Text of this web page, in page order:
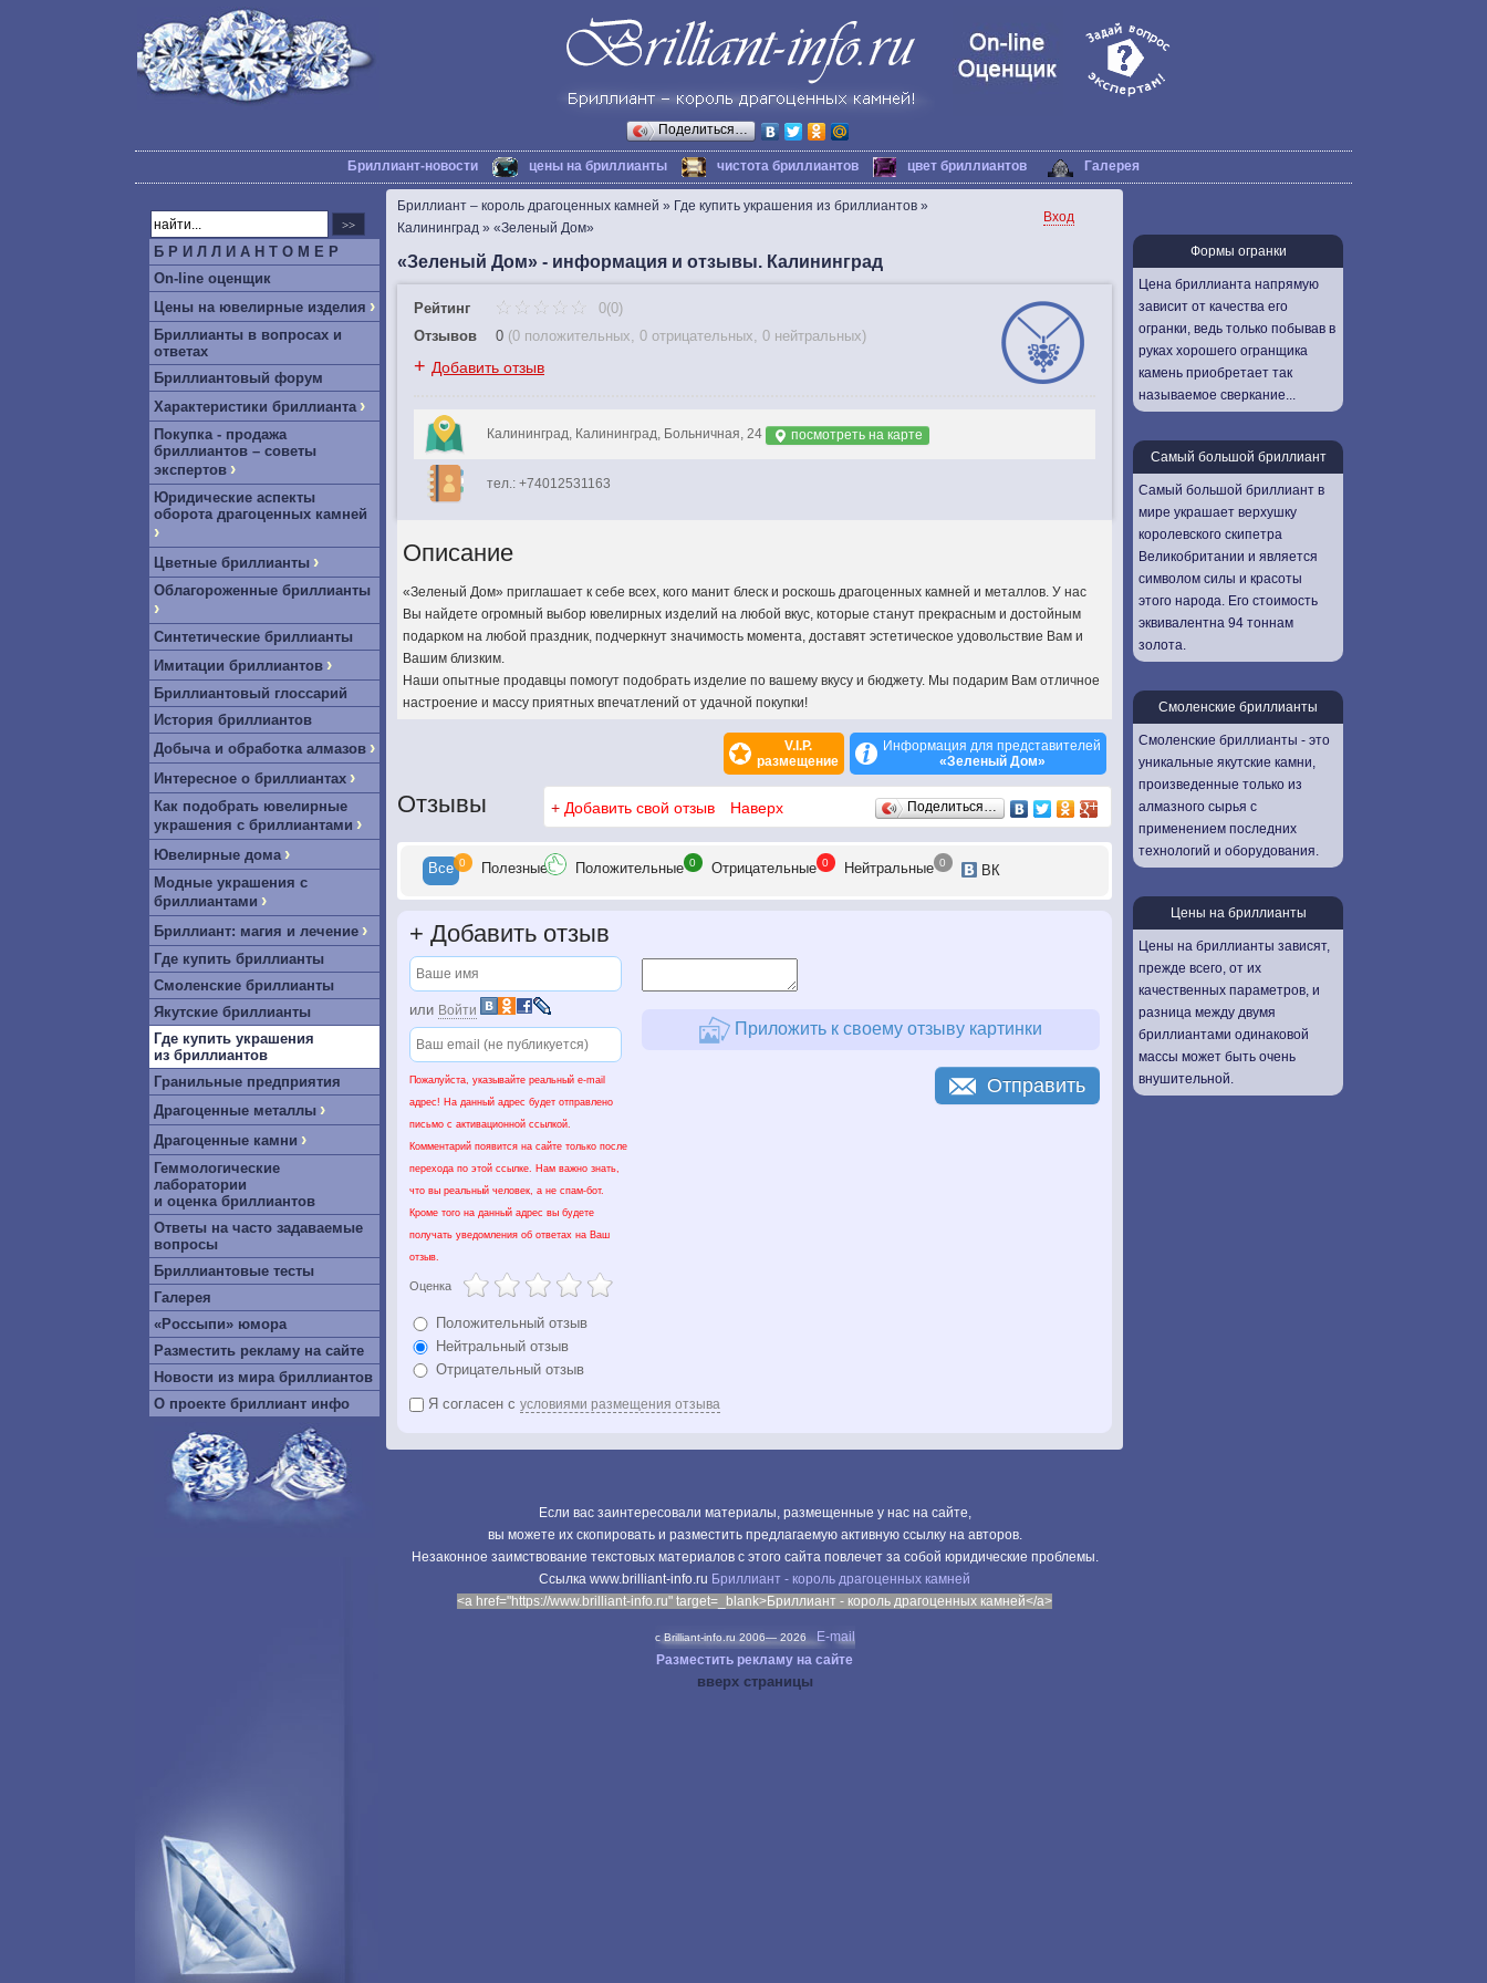
Поделиться…
Бриллиант-новости цены на бриллианты чистота бриллиантов цвет бриллиантов Галерея
Б Р И Л Л И А Н Т О М Е Р
On-line оценщик
Цены на ювелирные изделия ›
Бриллианты в вопросах и
ответах
Бриллиантовый форум
Характеристики бриллианта ›
Покупка - продажа
бриллиантов – советы
экспертов ›
Юридические аспекты
оборота драгоценных камней
›
Цветные бриллианты ›
Облагороженные бриллианты
›
Синтетические бриллианты
Имитации бриллиантов ›
Бриллиантовый глоссарий
История бриллиантов
Добыча и обработка алмазов ›
Интересное о бриллиантах ›
Как подобрать ювелирные
украшения с бриллиантами ›
Ювелирные дома ›
Модные украшения с
бриллиантами ›
Бриллиант: магия и лечение ›
Где купить бриллианты
Смоленские бриллианты
Якутские бриллианты
Где купить украшения
из бриллиантов
Гранильные предприятия
Драгоценные металлы ›
Драгоценные камни ›
Геммологические
лаборатории
и оценка бриллиантов
Ответы на часто задаваемые
вопросы
Бриллиантовые тесты
Галерея
«Россыпи» юмора
Разместить рекламу на сайте
Новости из мира бриллиантов
О проекте бриллиант инфо
Бриллиант – король драгоценных камней » Где купить украшения из бриллиантов »
Калининград » «Зеленый Дом»
Вход
«Зеленый Дом» - информация и отзывы. Калининград
Рейтинг
0(0)
Отзывов
0 (0 положительных, 0 отрицательных, 0 нейтральных)
+ Добавить отзыв
Калининград, Калининград, Больничная, 24 посмотреть на карте
тел.: +74012531163
Описание
«Зеленый Дом» приглашает к себе всех, кого манит блеск и роскошь драгоценных камней и металлов. У нас
Вы найдете огромный выбор ювелирных изделий на любой вкус, которые станут прекрасным и достойным
подарком на любой праздник, подчеркнут значимость момента, доставят эстетическое удовольствие Вам и
Вашим близким.
Наши опытные продавцы помогут подобрать изделие по вашему вкусу и бюджету. Мы подарим Вам отличное
настроение и массу приятных впечатлений от удачной покупки!
V.I.P.
размещение
Информация для представителей
«Зеленый Дом»
Отзывы + Добавить свой отзыв Наверх Поделиться…
Все 0 Полезные Положительные 0 Отрицательные 0 Нейтральные 0 ВК
+ Добавить отзыв
или Войти
Пожалуйста, указывайте реальный e-mail
адрес! На данный адрес будет отправлено
письмо с активационной ссылкой.
Комментарий появится на сайте только после
перехода по этой ссылке. Нам важно знать,
что вы реальный человек, а не спам-бот.
Кроме того на данный адрес вы будете
получать уведомления об ответах на Ваш
отзыв.
Оценка
Положительный отзыв
Нейтральный отзыв
Отрицательный отзыв
Приложить к своему отзыву картинки
Я согласен с условиями размещения отзыва
Отправить
Если вас заинтересовали материалы, размещенные у нас на сайте,
вы можете их скопировать и разместить предлагаемую активную ссылку на авторов.
Незаконное заимствование текстовых материалов с этого сайта повлечет за собой юридические проблемы.
Cсылка www.brilliant-info.ru Бриллиант - король драгоценных камней
<a href="https://www.brilliant-info.ru" target=_blank>Бриллиант - король драгоценных камней</a>
c Brilliant-info.ru 2006— 2026
E-mail
Разместить рекламу на сайте
вверх страницы
Формы огранки
Цена бриллианта напрямую
зависит от качества его
огранки, ведь только побывав в
руках хорошего огранщика
камень приобретает так
называемое сверкание...
Самый большой бриллиант
Самый большой бриллиант в
мире украшает верхушку
королевского скипетра
Великобритании и является
символом силы и красоты
этого народа. Его стоимость
эквивалентна 94 тоннам
золота.
Смоленские бриллианты
Смоленские бриллианты - это
уникальные якутские камни,
произведенные только из
алмазного сырья с
применением последних
технологий и оборудования.
Цены на бриллианты
Цены на бриллианты зависят,
прежде всего, от их
качественных параметров, и
разница между двумя
бриллиантами одинаковой
массы может быть очень
внушительной.